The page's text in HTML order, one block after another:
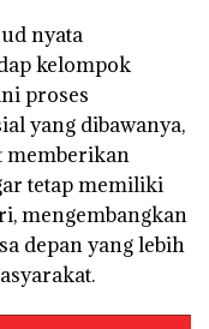
nyata
kelompok
proses
yang dibawanya,
memberikan
tetap memiliki
mengembangkan
depan yang lebih